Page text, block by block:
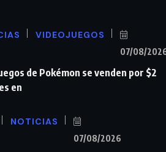
VIDEOJUEGOS
07/08/
de Pokémon se venden por $2
en
NOTICIAS
07/08/2026